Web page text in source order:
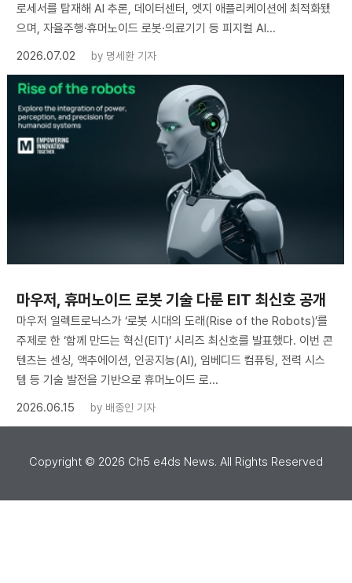
로세서를 탑재해 AI 추론, 데이터센터, 엣지 애플리케이션에 최적화됐
으며, 자율주행·휴머노이드 로봇·의료기기 등 피지컬 AI...
2026.07.02
by 명세환 기자
마우저, 휴머노이드 로봇 기술 다룬 EIT 최신호 공개
마우저 일렉트로닉스가 ‘로봇 시대의 도래(Rise of the Robots)’를
주제로 한 ‘함께 만드는 혁신(EIT)’ 시리즈 최신호를 발표했다. 이번 콘
텐츠는 센싱, 액추에이션, 인공지능(AI), 임베디드 컴퓨팅, 전력 시스
템 등 기술 발전을 기반으로 휴머노이드 로...
2026.06.15
by 배종인 기자
Copyright © 2026 Ch5 e4ds News. All Rights Reserved